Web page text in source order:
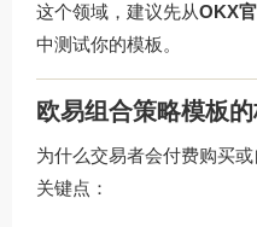
这个领域，建议先从OKX
中测试你的模板。
欧易组合策略模板
为什么交易者会付费购买
关键点：